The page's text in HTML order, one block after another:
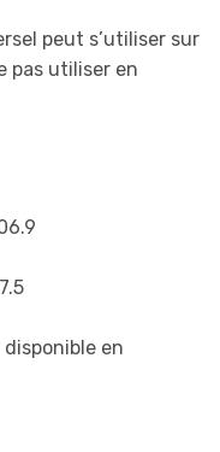
peut s’utiliser sur
pas utiliser en
en